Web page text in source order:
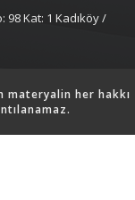
Kat: 1 Kadıköy /
materyalin her hakkı